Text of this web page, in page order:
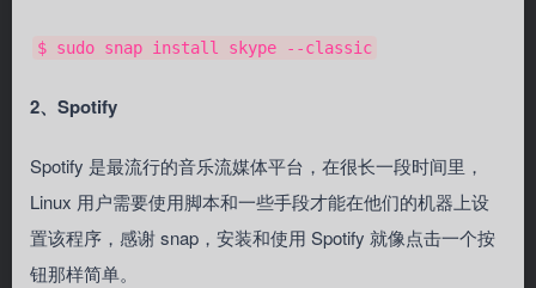
$ sudo snap install skype --classic
2、Spotify
Spotify 是最流行的音乐流媒体平台，在很长一段时间里，
Linux 用户需要使用脚本和一些手段才能在他们的机器上设
置该程序，感谢 snap，安装和使用 Spotify 就像点击一个按
钮那样简单。